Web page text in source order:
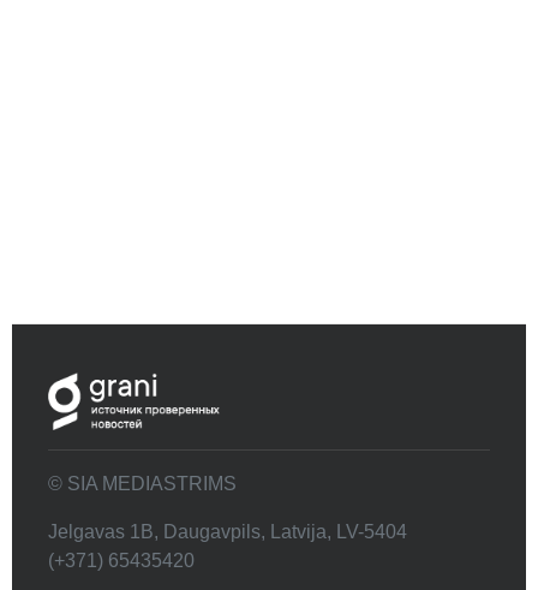
© SIA MEDIASTRIMS
Jelgavas 1B, Daugavpils, Latvija, LV-5404
(+371) 65435420